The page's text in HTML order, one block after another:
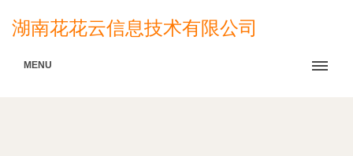
湖南花花云信息技术有限公司
MENU